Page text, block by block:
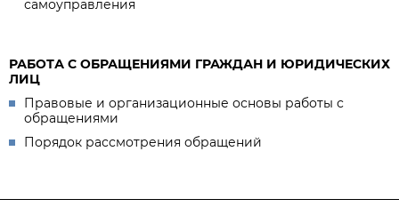
самоуправления
РАБОТА С ОБРАЩЕНИЯМИ ГРАЖДАН И ЮРИДИЧЕСКИХ
ЛИЦ
Правовые и организационные основы работы с
обращениями
Порядок рассмотрения обращений